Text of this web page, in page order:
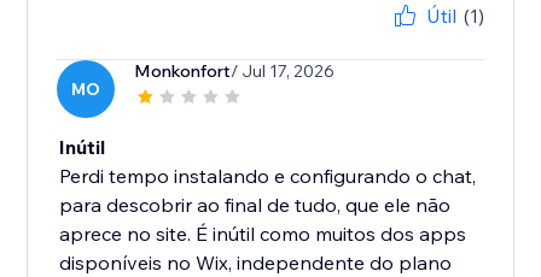
Útil (1)
MO
Monkonfort/ Jul 17, 2026
Inútil
Perdi tempo instalando e configurando o chat,
para descobrir ao final de tudo, que ele não
aprece no site. É inútil como muitos dos apps
disponíveis no Wix, independente do plano